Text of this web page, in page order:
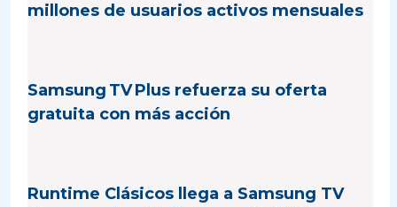
millones de usuarios activos mensuales
Samsung TV Plus refuerza su oferta
gratuita con más acción
Runtime Clásicos llega a Samsung TV